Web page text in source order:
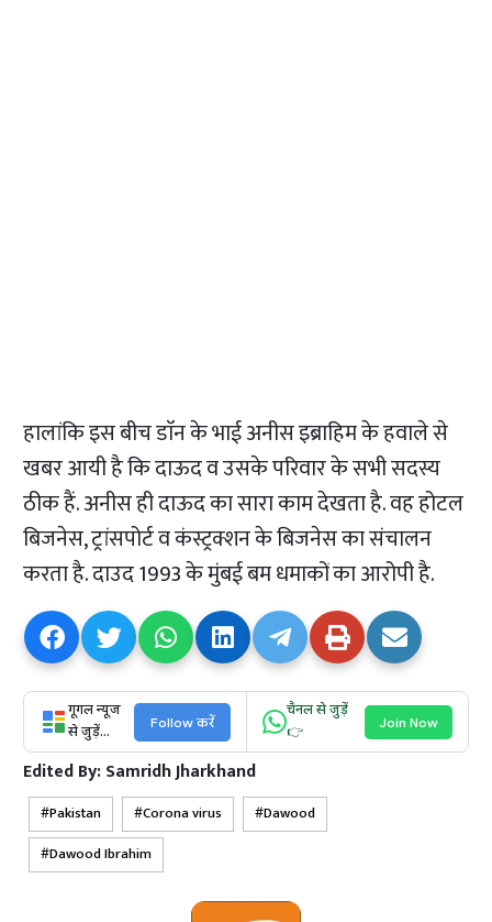
हालांकि इस बीच डाॅन के भाई अनीस इब्राहिम के हवाले से
खबर आयी है कि दाऊद व उसके परिवार के सभी सदस्य
ठीक हैं. अनीस ही दाऊद का सारा काम देखता है. वह होटल
बिजनेस, ट्रांसपोर्ट व कंस्ट्रक्शन के बिजनेस का संचालन
करता है. दाउद 1993 के मुंबई बम धमाकों का आरोपी है.
गूगल न्यूज
से जुड़ें...
Follow करें
चैनल से जुड़ें
👉
Join Now
Edited By:Samridh Jharkhand
Pakistan Corona virus
Dawood
Dawood Ibrahim